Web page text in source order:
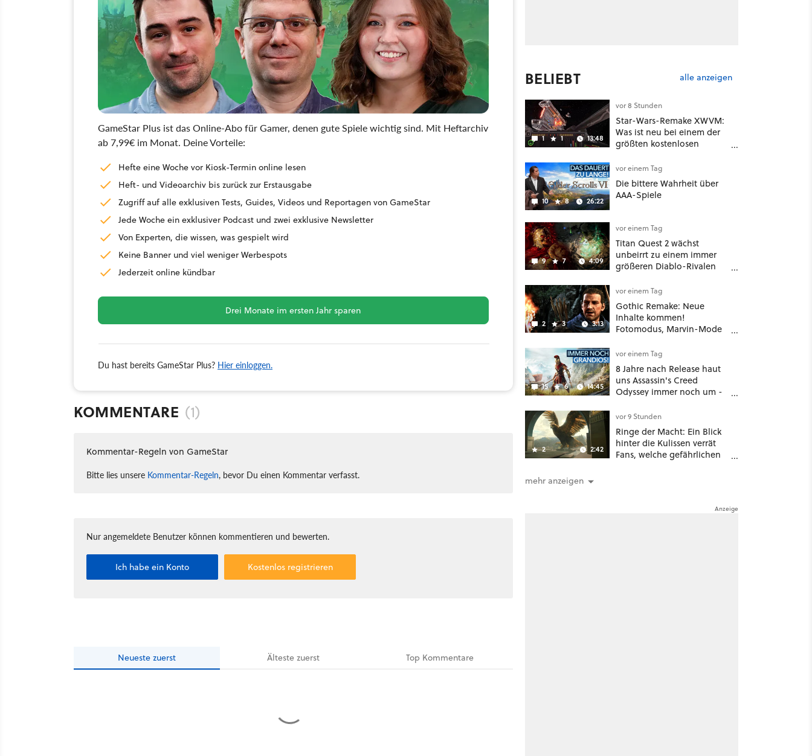
GameStar Plus ist das Online-Abo für Gamer, denen gute Spiele wichtig sind. Mit Heftarchiv
ab 7,99€ im Monat. Deine Vorteile:
Hefte eine Woche vor Kiosk-Termin online lesen
Heft- und Videoarchiv bis zurück zur Erstausgabe
Zugriff auf alle exklusiven Tests, Guides, Videos und Reportagen von GameStar
Jede Woche ein exklusiver Podcast und zwei exklusive Newsletter
Von Experten, die wissen, was gespielt wird
Keine Banner und viel weniger Werbespots
Jederzeit online kündbar
Drei Monate im ersten Jahr sparen
Du hast bereits GameStar Plus? Hier einloggen.
KOMMENTARE (1)
Kommentar-Regeln von GameStar
Bitte lies unsere Kommentar-Regeln, bevor Du einen Kommentar verfasst.
Nur angemeldete Benutzer können kommentieren und bewerten.
Ich habe ein Konto Kostenlos registrieren
Neueste zuerst Ältestezuerst Top Kommentare
BELIEBT alle anzeigen
1 1 13:48
vor 8 Stunden
Star-Wars-Remake XWVM:
Was ist neu bei einem der
größten kostenlosen
10 8 26:22
vor einem Tag
Die bittere Wahrheit über
AAA-Spiele
9 7 4:09
vor einem Tag
Titan Quest 2 wächst
unbeirrt zu einem immer
größeren Diablo-Rivalen
sogar eine richtige
Beschwörer-Klasse
2 3 3:13
vor einem Tag
Gothic Remake: Neue
Inhalte kommen!
Fotomodus, Marvin-Mode
15 6 14:45
vor einem Tag
8 Jahre nach Release haut
uns Assassin's Creed
Odyssey immer noch um -
2 2:42
vor 9 Stunden
Ringe der Macht: Ein Blick
hinter die Kulissen verrät
Fans, welche gefährlichen
mehr anzeigen